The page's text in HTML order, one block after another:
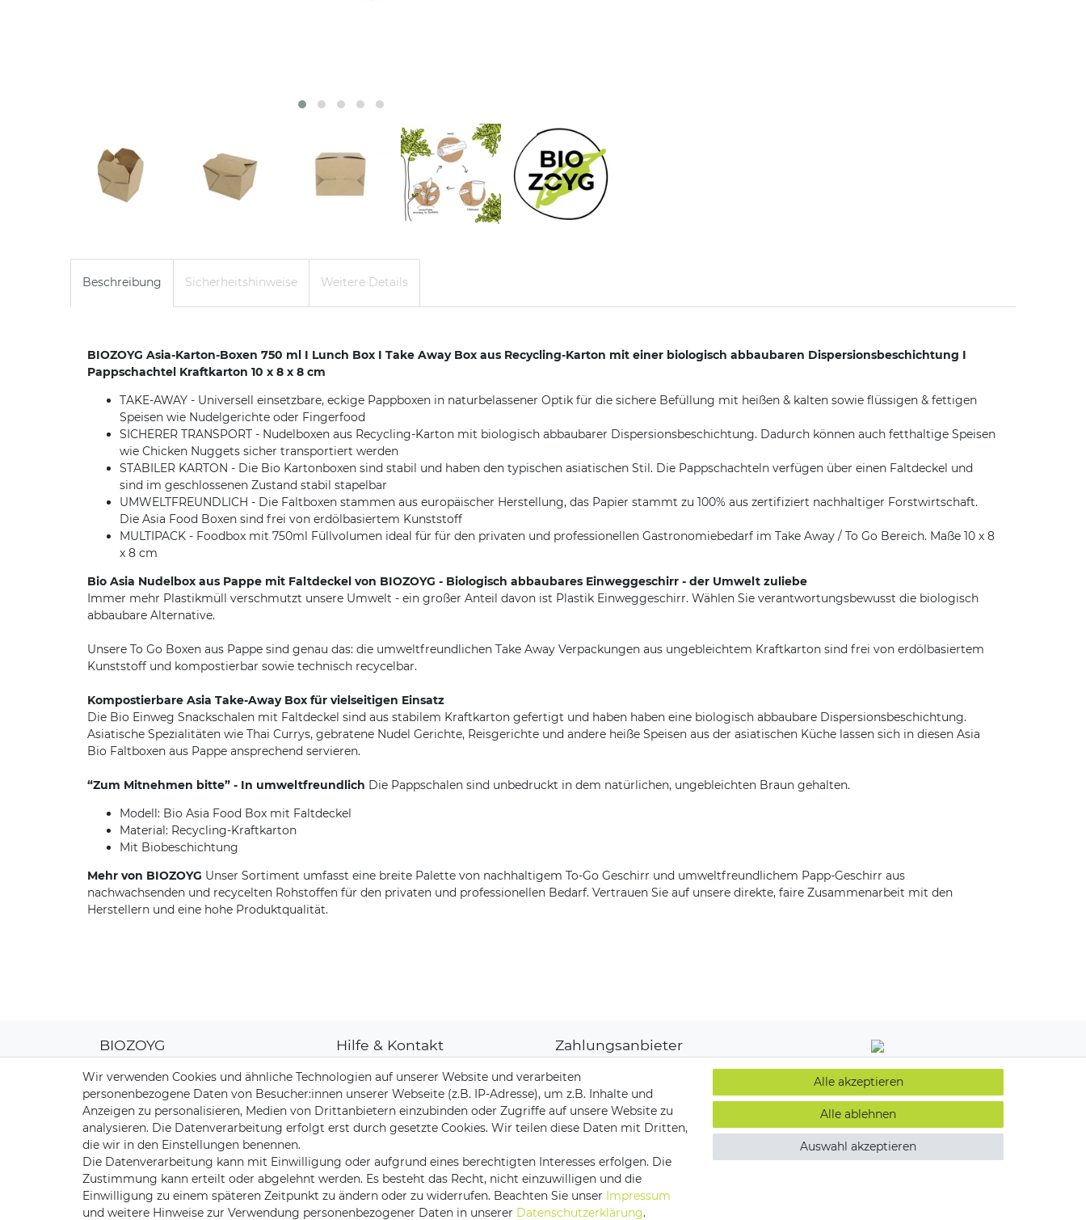
Beschreibung Sicherheitshinweise Weitere Details
BIOZOYG Asia-Karton-Boxen 750 ml I Lunch Box I Take Away Box aus Recycling-Karton mit einer biologisch abbaubaren Dispersionsbeschichtung I
Pappschachtel Kraftkarton 10 x 8 x 8 cm
TAKE-AWAY - Universell einsetzbare, eckige Pappboxen in naturbelassener Optik für die sichere Befüllung mit heißen & kalten sowie flüssigen & fettigen
Speisen wie Nudelgerichte oder Fingerfood
SICHERER TRANSPORT - Nudelboxen aus Recycling-Karton mit biologisch abbaubarer Dispersionsbeschichtung. Dadurch können auch fetthaltige Speisen
wie Chicken Nuggets sicher transportiert werden
STABILER KARTON - Die Bio Kartonboxen sind stabil und haben den typischen asiatischen Stil. Die Pappschachteln verfügen über einen Faltdeckel und
sind im geschlossenen Zustand stabil stapelbar
UMWELTFREUNDLICH - Die Faltboxen stammen aus europäischer Herstellung, das Papier stammt zu 100% aus zertifiziert nachhaltiger Forstwirtschaft.
Die Asia Food Boxen sind frei von erdölbasiertem Kunststoff
MULTIPACK - Foodbox mit 750ml Füllvolumen ideal für für den privaten und professionellen Gastronomiebedarf im Take Away / To Go Bereich. Maße 10 x 8
x 8 cm
Bio Asia Nudelbox aus Pappe mit Faltdeckel von BIOZOYG - Biologisch abbaubares Einweggeschirr - der Umwelt zuliebe
Immer mehr Plastikmüll verschmutzt unsere Umwelt - ein großer Anteil davon ist Plastik Einweggeschirr. Wählen Sie verantwortungsbewusst die biologisch
abbaubare Alternative.
Unsere To Go Boxen aus Pappe sind genau das: die umweltfreundlichen Take Away Verpackungen aus ungebleichtem Kraftkarton sind frei von erdölbasiertem
Kunststoff und kompostierbar sowie technisch recycelbar.
Kompostierbare Asia Take-Away Box für vielseitigen Einsatz
Die Bio Einweg Snackschalen mit Faltdeckel sind aus stabilem Kraftkarton gefertigt und haben haben eine biologisch abbaubare Dispersionsbeschichtung.
Asiatische Spezialitäten wie Thai Currys, gebratene Nudel Gerichte, Reisgerichte und andere heiße Speisen aus der asiatischen Küche lassen sich in diesen Asia
Bio Faltboxen aus Pappe ansprechend servieren.
“Zum Mitnehmen bitte” - In umweltfreundlich Die Pappschalen sind unbedruckt in dem natürlichen, ungebleichten Braun gehalten.
Modell: Bio Asia Food Box mit Faltdeckel
Material: Recycling-Kraftkarton
Mit Biobeschichtung
Mehr von BIOZOYG Unser Sortiment umfasst eine breite Palette von nachhaltigem To-Go Geschirr und umweltfreundlichem Papp-Geschirr aus
nachwachsenden und recycelten Rohstoffen für den privaten und professionellen Bedarf. Vertrauen Sie auf unsere direkte, faire Zusammenarbeit mit den
Herstellern und eine hohe Produktqualität.
BIOZOYG
CO2-Kompensation
Unsere Materialien
Palmblatt Produktion
Hilfe & Kontakt
Zahlungsarten
Versand & Lieferung
Rücksendungen
Kontakt zu uns
Zahlungsanbieter
Versandpartner
Wir verwenden Cookies und ähnliche Technologien auf unserer Website und verarbeiten
personenbezogene Daten von Besucher:innen unserer Webseite (z.B. IP-Adresse), um z.B. Inhalte und
Anzeigen zu personalisieren, Medien von Drittanbietern einzubinden oder Zugriffe auf unsere Website zu
analysieren. Die Datenverarbeitung erfolgt erst durch gesetzte Cookies. Wir teilen diese Daten mit Dritten,
die wir in den Einstellungen benennen.
Die Datenverarbeitung kann mit Einwilligung oder aufgrund eines berechtigten Interesses erfolgen. Die
Zustimmung kann erteilt oder abgelehnt werden. Es besteht das Recht, nicht einzuwilligen und die
Einwilligung zu einem späteren Zeitpunkt zu ändern oder zu widerrufen. Beachten Sie unser Impressum
und weitere Hinweise zur Verwendung personenbezogener Daten in unserer Daten­schutz­erklärung.
Alle akzeptieren
Alle ablehnen
Auswahl akzeptieren